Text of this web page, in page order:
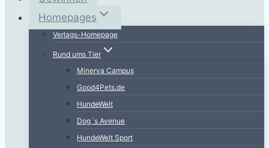
Homepages
Verlags-Homepage
Rund ums Tier
Minerva Campus
Good4Pets.de
HundeWelt
Dog´s Avenue
HundeWelt Sport